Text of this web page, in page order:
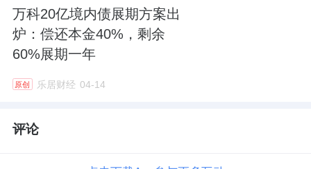
万科20亿境内债展期方案出
炉：偿还本金40%，剩余
60%展期一年
原创 乐居财经 04-14
评论